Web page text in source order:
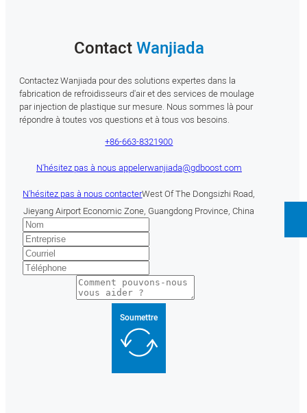
ContactWanjiada
Contactez Wanjiada pour des solutions expertes dans la
fabrication de refroidisseurs d'air et des services de moulage
par injection de plastique sur mesure. Nous sommes là pour
répondre à toutes vos questions et à tous vos besoins.
+86-663-8321900
N'hésitez pas à nous appelerwanjiada@gdboost.com
N'hésitez pas à nous contacterWest Of The Dongsizhi Road,
Jieyang Airport Economic Zone, Guangdong Province, China
Soumettre